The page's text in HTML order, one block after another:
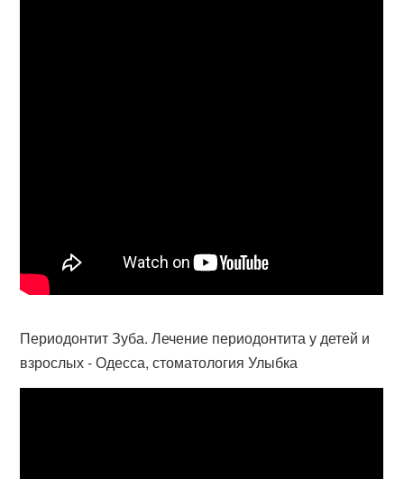
Периодонтит Зуба. Лечение периодонтита у детей и
взрослых - Одесса, стоматология Улыбка